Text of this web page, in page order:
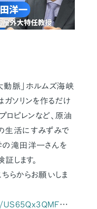
脈」ホルムズ海峡
ガソリンを作るだけ
ロピレンなど、原油
生活にすみずみで
の滝田洋一さんを
します。
らからお願いしま
…